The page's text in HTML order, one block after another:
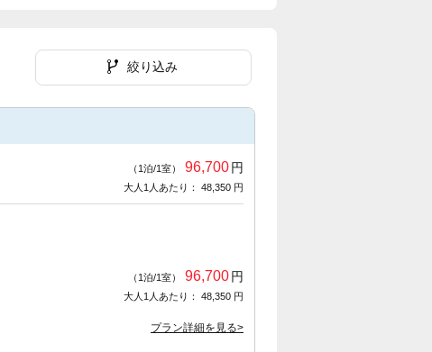
絞り込み
（1泊/1室） 96,700円
大人1人あたり： 48,350 円
（1泊/1室） 96,700円
大人1人あたり： 48,350 円
プラン詳細を見る>